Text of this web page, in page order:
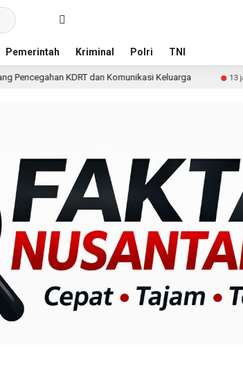
Pemerintah Kriminal Polri TNI
dan Komunikasi Keluarga 13 jam lalu KKN Undip